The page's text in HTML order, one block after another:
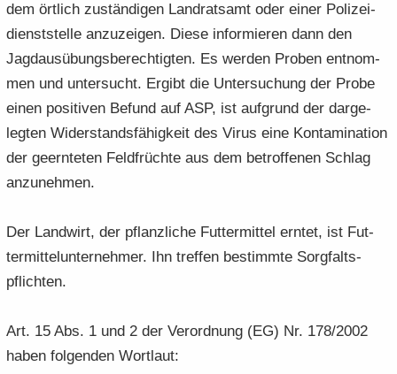
dem ört­lich zu­stän­di­gen Land­rats­amt oder einer Po­li­zei­
dienst­stel­le an­zu­zei­gen. Diese in­for­mie­ren dann den
Jagd­aus­übungs­be­rech­tig­ten. Es wer­den Pro­ben ent­nom­
men und un­ter­sucht. Er­gibt die Un­ter­su­chung der Probe
einen po­si­ti­ven Be­fund auf ASP, ist auf­grund der dar­ge­
leg­ten Wi­der­stands­fä­hig­keit des Virus eine Kon­ta­mi­na­ti­on
der ge­ern­te­ten Feld­früch­te aus dem be­trof­fe­nen Schlag
an­zu­neh­men.
Der Land­wirt, der pflanz­li­che Fut­ter­mit­tel ern­tet, ist Fut­
ter­mit­tel­un­ter­neh­mer. Ihn tref­fen be­stimm­te Sorg­falts­
pflich­ten.
Art. 15 Abs. 1 und 2 der Ver­ord­nung (EG) Nr. 178/2002
haben fol­gen­den Wort­laut: